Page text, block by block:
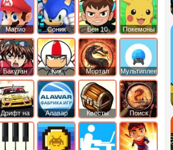
Аанге
Марио Соник Бен 10 Покемоны
Бакуган
Кик
Бутовский
Мортал
комбат
Мультиплеер
Дрифт на
машинах
Алавар Квесты
Поиск
предметов